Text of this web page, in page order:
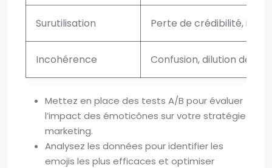
Surutilisation Perte de crédibilité,
Incohérence Confusion, dilution de
Mettez en place des tests A/B pour évaluer
l’impact des émoticônes sur votre stratégie
marketing.
Analysez les données pour identifier les
emojis les plus efficaces et optimiser